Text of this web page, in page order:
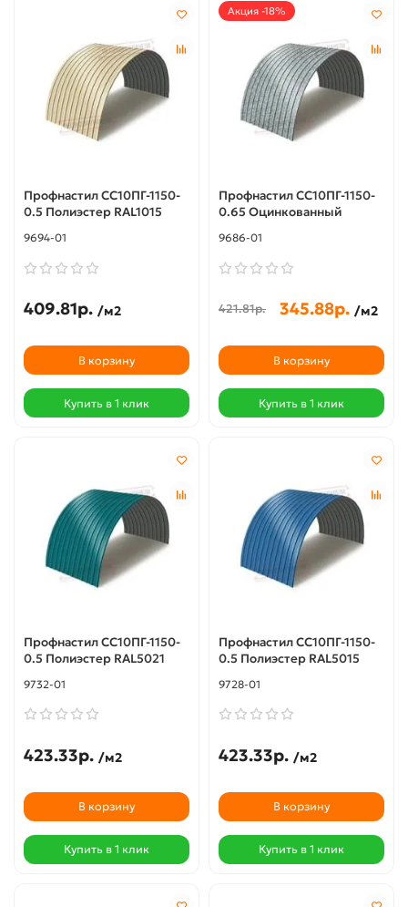
Профнастил СС10ПГ-1150-
0.5 Полиэстер RAL1015
9694-01
409.81р. /м2
В корзину
Купить в 1 клик
Акция -18%
Профнастил СС10ПГ-1150-
0.65 Оцинкованный
9686-01
421.81р. 345.88р. /м2
В корзину
Купить в 1 клик
Профнастил СС10ПГ-1150-
0.5 Полиэстер RAL5021
9732-01
423.33р. /м2
В корзину
Купить в 1 клик
Профнастил СС10ПГ-1150-
0.5 Полиэстер RAL5015
9728-01
423.33р. /м2
В корзину
Купить в 1 клик